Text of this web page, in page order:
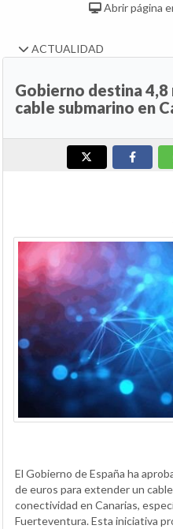
Abrir página
ACTUALIDAD
Gobierno destina
cable submarino en
El Gobierno de España ha
de euros para extender un
conectividad en Canarias,
Fuerteventura. Esta iniciativa